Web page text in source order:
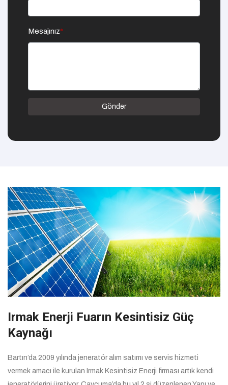
Mesajınız*
Gönder
Irmak Enerji Fuarın Kesintisiz Güç
Kaynağı
Bartın’da 2009 yılında jeneratör alım satımı ve servis hizmeti
vermek amacı ile kurulan Irmak Kesintisiz Enerji firması artık kendi